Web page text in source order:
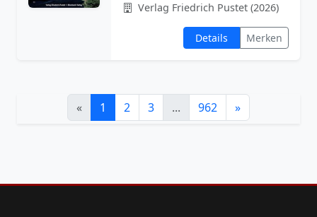
Verlag Friedrich Pustet (2026)
Details Merken
« 1 2 3 ... 962 »